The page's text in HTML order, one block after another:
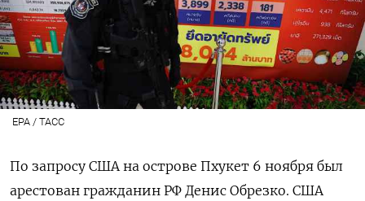
ЕРА / ТАСС
По запросу США на острове Пхукет 6 ноября был
арестован гражданин РФ Денис Обрезко. США